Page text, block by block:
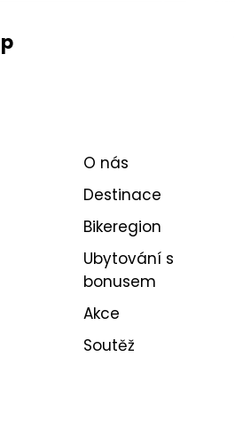
O nás
Destinace
Bikeregion
Ubytování s
bonusem
Akce
Soutěž